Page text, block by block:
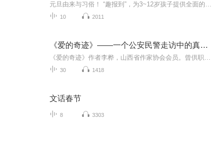
10 2011
《爱的奇迹》——一个公安民警走访中的真实故事
30 1418
文话春节
8 3303